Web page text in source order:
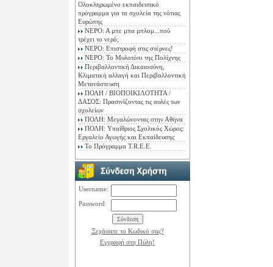
Ολοκληρωμένο εκπαιδευτικό
πρόγραμμα για τα σχολεία της νότιας
Ευρώπης
ΝΕΡΟ: Α μπε μπα μπλομ...πού
τρέχει το νερό;
ΝΕΡΟ: Επιστροφή στις στέρνες!
ΝΕΡΟ: Το Μυλοτόπι της Πολίχνης
Περιβαλλοντική Δικαιοσύνη,
Κλιματική αλλαγή και Περιβαλλοντική
Μετανάστευση
ΠΟΛΗ / ΒΙΟΠΟΙΚΙΛΟΤΗΤΑ /
ΔΑΣΟΣ: Πρασινίζοντας τις αυλές των
σχολείων
ΠΟΛΗ: Μεγαλώνοντας στην Αθήνα
ΠΟΛΗ: Υπαίθριος Σχολικός Χώρος:
Εργαλείο Αγωγής και Εκπαίδευσης
Το Πρόγραμμα T.R.E.E.
Username:
Password:
Ξεχάσατε το Κωδικό σας?
Εγγραφή στη Πύλη!